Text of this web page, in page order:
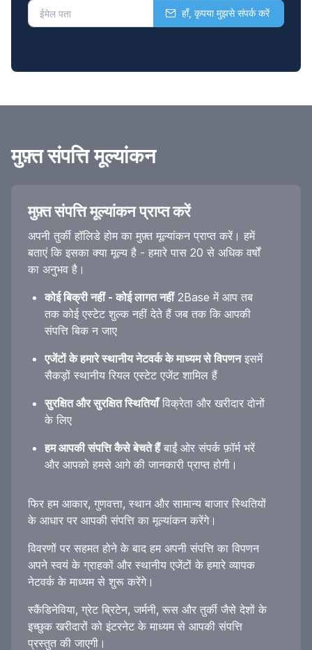
हाँ, कृपया मुझसे संपर्क करें
मुफ़्त संपत्ति मूल्यांकन
मुफ़्त संपत्ति मूल्यांकन प्राप्त करें
अपनी तुर्की हॉलिडे होम का मुफ़्त मूल्यांकन प्राप्त करें। हमें
बताएं कि इसका क्या मूल्य है - हमारे पास 20 से अधिक वर्षों
का अनुभव है।
कोई बिक्री नहीं - कोई लागत नहीं2Base में आप तब
तक कोई एस्टेट शुल्क नहीं देते हैं जब तक कि आपकी
संपत्ति बिक न जाए
एजेंटों के हमारे स्थानीय नेटवर्क के माध्यम से विपणनइसमें
सैकड़ों स्थानीय रियल एस्टेट एजेंट शामिल हैं
सुरक्षित और सुरक्षित स्थितियाँविक्रेता और खरीदार दोनों
के लिए
हम आपकी संपत्ति कैसे बेचते हैंबाईं ओर संपर्क फ़ॉर्म भरें
और आपको हमसे आगे की जानकारी प्राप्त होगी।
फिर हम आकार, गुणवत्ता, स्थान और सामान्य बाजार स्थितियों
के आधार पर आपकी संपत्ति का मूल्यांकन करेंगे।
विवरणों पर सहमत होने के बाद हम अपनी संपत्ति का विपणन
अपने स्वयं के ग्राहकों और स्थानीय एजेंटों के हमारे व्यापक
नेटवर्क के माध्यम से शुरू करेंगे।
स्कैंडिनेविया, ग्रेट ब्रिटेन, जर्मनी, रूस और तुर्की जैसे देशों के
इच्छुक खरीदारों को इंटरनेट के माध्यम से आपकी संपत्ति
प्रस्तुत की जाएगी।